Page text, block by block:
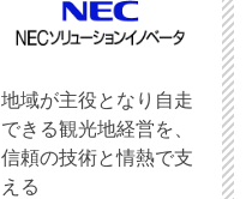
地域が主役となり自走
できる観光地経営を、
信頼の技術と情熱で支
える